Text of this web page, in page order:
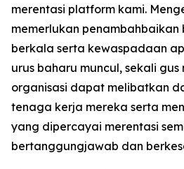
merentasi platform kami.
memerlukan
berkala serta kewaspadaan
urus baharu muncul, sekali gus
organisasi dapat melibatkan
tenaga kerja mereka serta
yang dipercayai merentasi
bertanggungjawab dan